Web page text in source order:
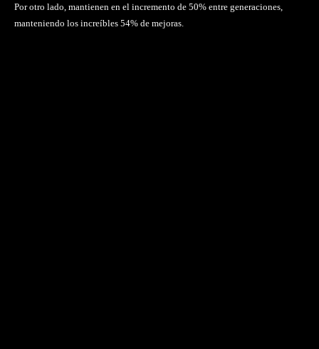
Por otro lado, mantienen en el incremento de 50% entre generaciones,
manteniendo los increíbles 54% de mejoras.